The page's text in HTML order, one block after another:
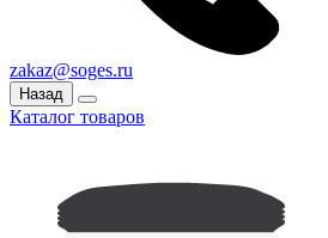
zakaz@soges.ru
Назад
Каталог товаров